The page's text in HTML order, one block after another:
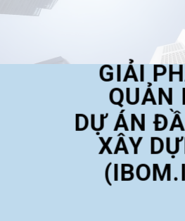
GIẢI
QUẢN
DỰ ÁN
XÂY